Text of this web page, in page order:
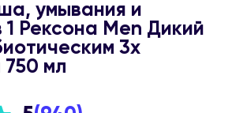
умывания и
Рексона Men Дикий
3х
750 мл